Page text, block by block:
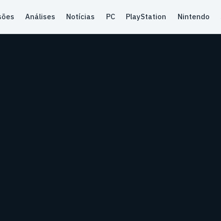
Análises Notícias PC PlayStation Nintendo